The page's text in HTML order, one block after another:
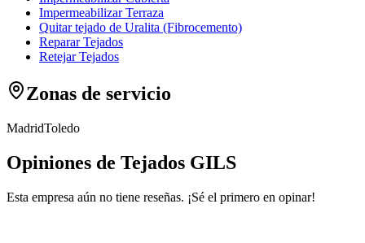
Impermeabilizar Terraza
Quitar tejado de Uralita (Fibrocemento)
Reparar Tejados
Retejar Tejados
Zonas de servicio
MadridToledo
Opiniones de Tejados GILS
Esta empresa aún no tiene reseñas. ¡Sé el primero en opinar!